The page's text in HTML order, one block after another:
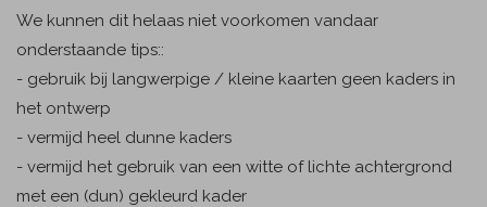
We kunnen dit helaas niet voorkomen vandaar
onderstaande tips::
- gebruik bij langwerpige / kleine kaarten geen kaders in
het ontwerp
- vermijd heel dunne kaders
- vermijd het gebruik van een witte of lichte achtergrond
met een (dun) gekleurd kader